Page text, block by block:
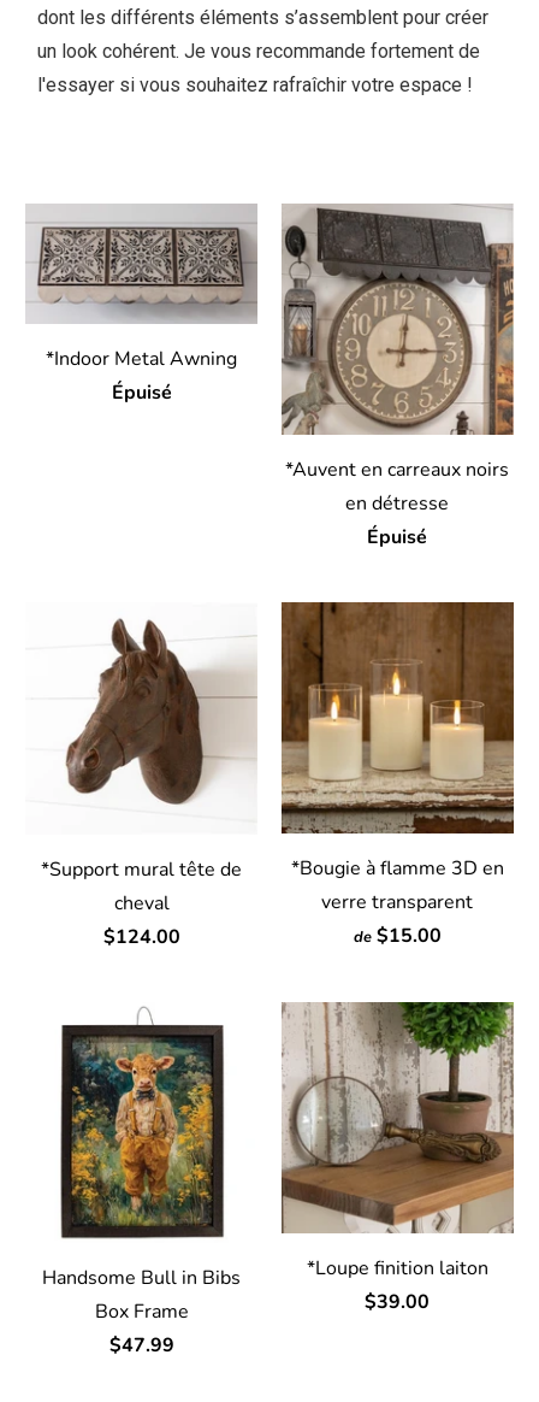
dont les différents éléments s’assemblent pour créer
un look cohérent. Je vous recommande fortement de
l'essayer si vous souhaitez rafraîchir votre espace !
*Indoor Metal Awning
Épuisé
*Auvent en carreaux noirs
en détresse
Épuisé
*Support mural tête de
cheval
$124.00
*Bougie à flamme 3D en
verre transparent
de $15.00
Handsome Bull in Bibs
Box Frame
$47.99
*Loupe finition laiton
$39.00